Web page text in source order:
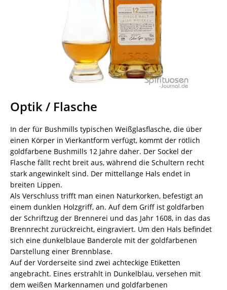
Optik / Flasche
In der für Bushmills typischen Weißglasflasche, die über
einen Körper in Vierkantform verfügt, kommt der rötlich
goldfarbene Bushmills 12 Jahre daher. Der Sockel der
Flasche fällt recht breit aus, während die Schultern recht
stark angewinkelt sind. Der mittellange Hals endet in
breiten Lippen.
Als Verschluss trifft man einen Naturkorken, befestigt an
einem dunklen Holzgriff, an. Auf dem Griff ist goldfarben
der Schriftzug der Brennerei und das Jahr 1608, in das das
Brennrecht zurückreicht, eingraviert. Um den Hals befindet
sich eine dunkelblaue Banderole mit der goldfarbenen
Darstellung einer Brennblase.
Auf der Vorderseite sind zwei achteckige Etiketten
angebracht. Eines erstrahlt in Dunkelblau, versehen mit
dem weißen Markennamen und goldfarbenen